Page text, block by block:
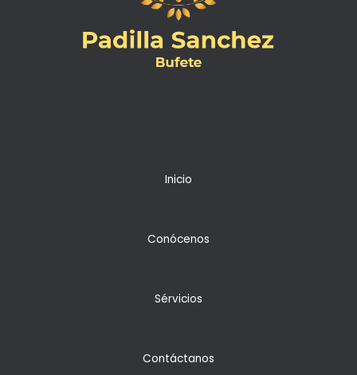
Inicio
Conócenos
Sérvicios
Contáctanos